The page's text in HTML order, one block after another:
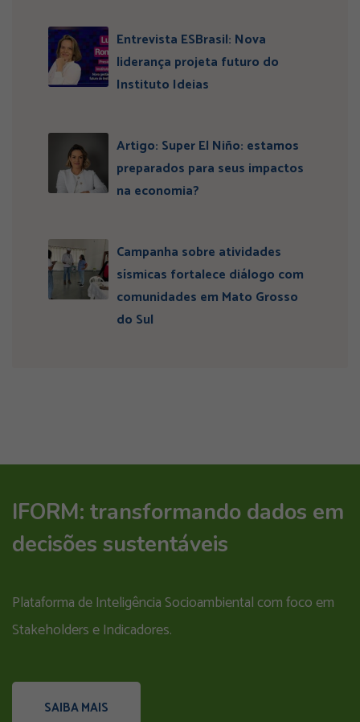
Entrevista ESBrasil: Nova
liderança projeta futuro do
Instituto Ideias
Artigo: Super El Niño: estamos
preparados para seus impactos
na economia?
Campanha sobre atividades
sísmicas fortalece diálogo com
comunidades em Mato Grosso
do Sul
IFORM: transformando dados em
decisões sustentáveis
Plataforma de Inteligência Socioambiental com foco em
Stakeholders e Indicadores.
SAIBA MAIS